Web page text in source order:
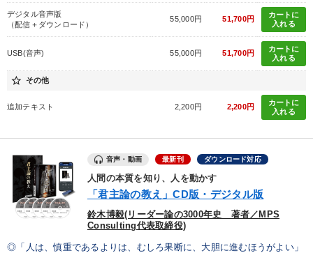
デジタル音声版
（配信＋ダウンロード）
55,000円 51,700円
カートに
入れる
USB(音声) 55,000円 51,700円
カートに
入れる
star_border その他
追加テキスト 2,200円 2,200円
カートに
入れる
音声・動画 最新刊 ダウンロード対応
人間の本質を知り、人を動かす
「君主論の教え」CD版・デジタル版
鈴木博毅(リーダー論の3000年史 著者／MPS
Consulting代表取締役)
◎「人は、慎重であるよりは、むしろ果断に、大胆に進むほうがよい」